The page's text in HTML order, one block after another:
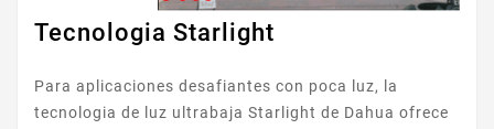
Tecnologia Starlight
Para aplicaciones desafiantes con poca luz, la
tecnologia de luz ultrabaja Starlight de Dahua ofrece